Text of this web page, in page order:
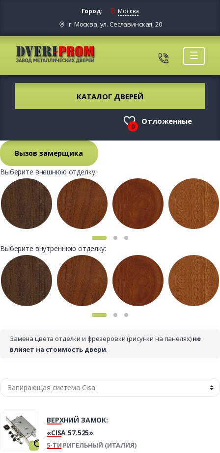
Город: Москва
г. Москва, ул. Сеславинская, 20
☰
КАТАЛОГ ДВЕРЕЙ
0
Отложенные
Вызов замерщика
Выберите внешнюю отделку:
Выберите внутреннюю отделку:
Замена цвета отделки и фрезеровки (рисунки на панелях)не
влияет на стоимость двери.
ВЕРХНИЙ ЗАМОК:
«CISA 57.525»
5-ТИ РИГЕЛЬНЫЙ (ИТАЛИЯ)